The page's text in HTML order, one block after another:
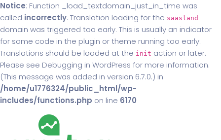
Notice: Function _load_textdomain_just_in_time was
called incorrectly. Translation loading for the saasland
domain was triggered too early. This is usually an indicator
for some code in the plugin or theme running too early.
Translations should be loaded at the init action or later.
Please see Debugging in WordPress for more information.
(This message was added in version 6.7.0.) in
/home/u1776324/public_html/wp-
includes/functions.php on line 6170